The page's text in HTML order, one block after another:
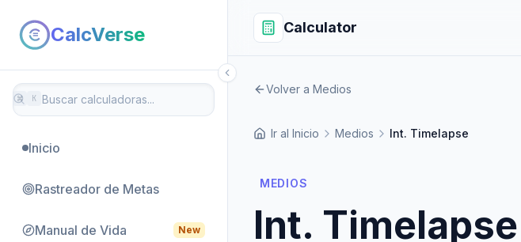
CalcVerse
⌘ K
Inicio
Rastreador de Metas
Manual de Vida New
Calculator
Volver a Medios
Ir al Inicio Medios Int. Timelapse
MEDIOS
Int. Timelapse